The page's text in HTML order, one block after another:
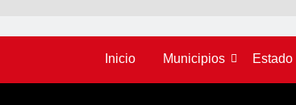
Inicio Municipios Estado